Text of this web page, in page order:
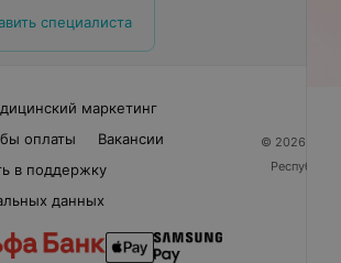
специалиста
маркетинг
оплаты
Вакансии
в поддержку
данных
© 2026 ООО